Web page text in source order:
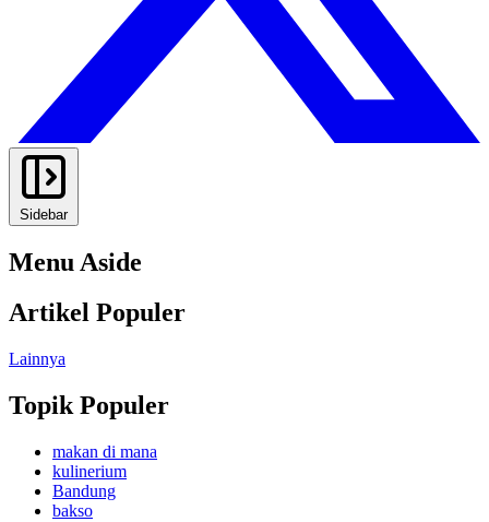
Sidebar
Menu Aside
Artikel Populer
Lainnya
Topik Populer
makan di mana
kulinerium
Bandung
bakso